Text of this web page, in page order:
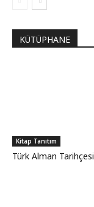
KÜTÜPHANE
Kitap Tanıtım
Türk Alman Tarihçesi